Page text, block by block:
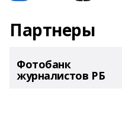
Партнеры
Фотобанк
журналистов РБ